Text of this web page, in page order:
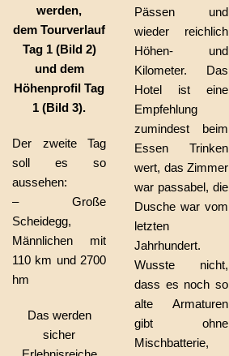
werden,
dem Tourverlauf
Tag 1 (Bild 2)
und dem
Höhenprofil Tag
1 (Bild 3).
Der zweite Tag
soll es so
aussehen:
– Große
Scheidegg,
Männlichen mit
110 km und 2700
hm
Das werden
sicher
Pässen und
wieder reichlich
Höhen- und
Kilometer. Das
Hotel ist eine
Empfehlung
zumindest beim
Essen Trinken
wert, das Zimmer
war passabel, die
Dusche war vom
letzten
Jahrhundert.
Wusste nicht,
dass es noch so
alte Armaturen
gibt ohne
Mischbatterie,